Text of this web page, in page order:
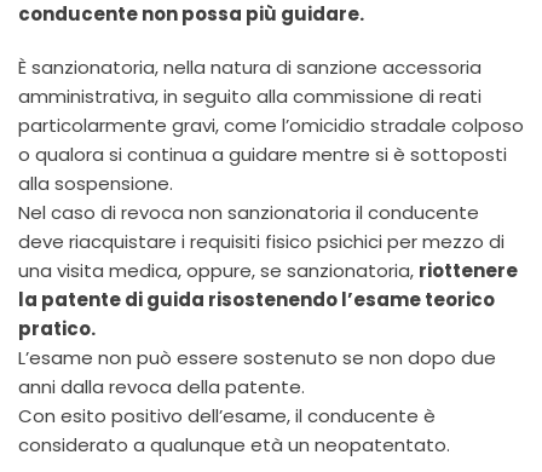
conducente non possa più guidare.
È sanzionatoria, nella natura di sanzione accessoria
amministrativa, in seguito alla commissione di reati
particolarmente gravi, come l’omicidio stradale colposo
o qualora si continua a guidare mentre si è sottoposti
alla sospensione.
Nel caso di revoca non sanzionatoria il conducente
deve riacquistare i requisiti fisico psichici per mezzo di
una visita medica, oppure, se sanzionatoria, riottenere
la patente di guida risostenendo l’esame teorico
pratico.
L’esame non può essere sostenuto se non dopo due
anni dalla revoca della patente.
Con esito positivo dell’esame, il conducente è
considerato a qualunque età un neopatentato.